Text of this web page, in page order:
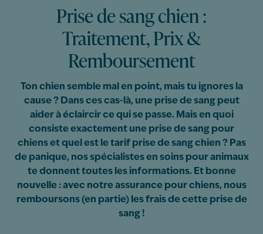
Prise de sang chien :
Traitement, Prix &
Remboursement
Ton chien semble mal en point, mais tu ignores la
cause ? Dans ces cas-là, une prise de sang peut
aider à éclaircir ce qui se passe. Mais en quoi
consiste exactement une prise de sang pour
chiens et quel est le tarif prise de sang chien ? Pas
de panique, nos spécialistes en soins pour animaux
te donnent toutes les informations. Et bonne
nouvelle : avec notre assurance pour chiens, nous
remboursons (en partie) les frais de cette prise de
sang !